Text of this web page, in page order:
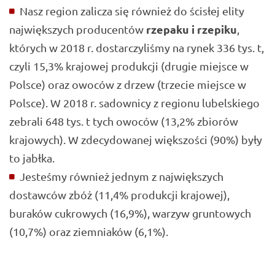
Nasz region zalicza się również do ścisłej elity
największych producentów rzepaku i rzepiku,
których w 2018 r. dostarczyliśmy na rynek 336 tys. t,
czyli 15,3% krajowej produkcji (drugie miejsce w
Polsce) oraz owoców z drzew (trzecie miejsce w
Polsce). W 2018 r. sadownicy z regionu lubelskiego
zebrali 648 tys. t tych owoców (13,2% zbiorów
krajowych). W zdecydowanej większości (90%) były
to jabłka.
Jesteśmy również jednym z największych
dostawców zbóż (11,4% produkcji krajowej),
buraków cukrowych (16,9%), warzyw gruntowych
(10,7%) oraz ziemniaków (6,1%).